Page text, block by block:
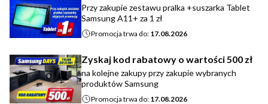
Przy zakupie zestawu pralka +suszarka Tablet
Samsung A11+ za 1 zł
Promocja trwa do: 17.08.2026
Zyskaj kod rabatowy o wartości 500 zł
na kolejne zakupy przy zakupie wybranych
produktów Samsung
Promocja trwa do: 17.08.2026